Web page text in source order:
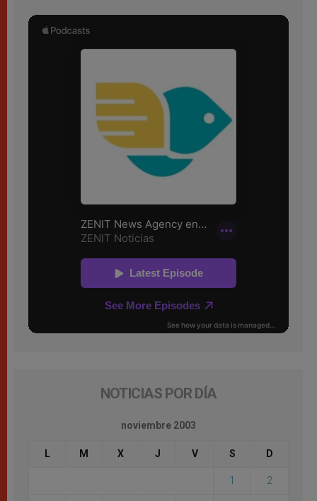
NOTICIAS POR DÍA
noviembre 2003
L M X J V S D
1 2